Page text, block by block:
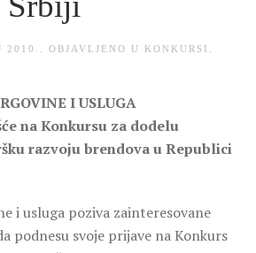
2010. . OBJAVLJENO U KONKURSI
I USLUGA
na Konkursu za dodelu
razvoju brendova u Republici
i usluga poziva zainteresovane
podnesu svoje prijave na Konkurs